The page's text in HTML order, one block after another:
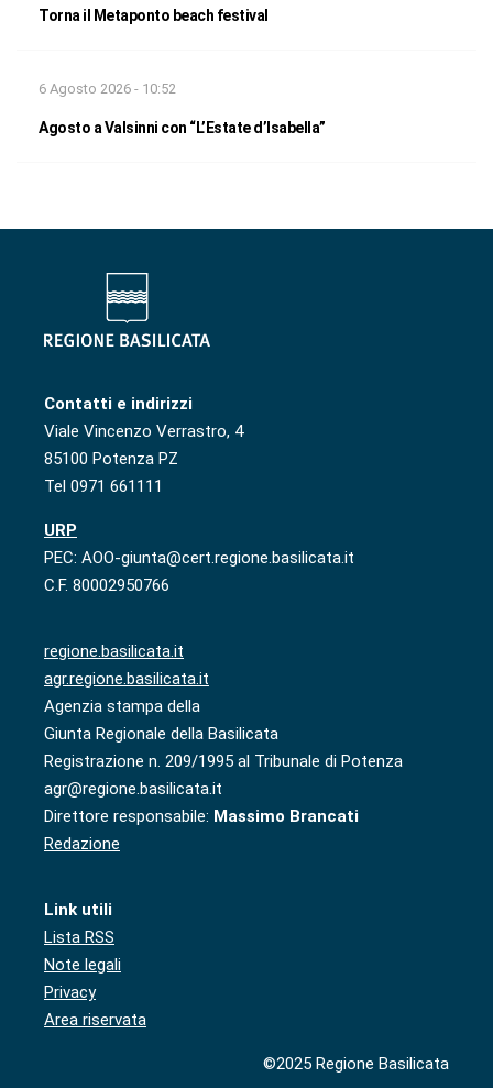
Torna il Metaponto beach festival
6 Agosto 2026 - 10:52
Agosto a Valsinni con “L’Estate d’Isabella”
Contatti e indirizzi
Viale Vincenzo Verrastro, 4
85100 Potenza PZ
Tel 0971 661111
URP
PEC: AOO-giunta@cert.regione.basilicata.it
C.F. 80002950766
regione.basilicata.it
agr.regione.basilicata.it
Agenzia stampa della
Giunta Regionale della Basilicata
Registrazione n. 209/1995 al Tribunale di Potenza
agr@regione.basilicata.it
Direttore responsabile: Massimo Brancati
Redazione
Link utili
Lista RSS
Note legali
Privacy
Area riservata
©2025 Regione Basilicata